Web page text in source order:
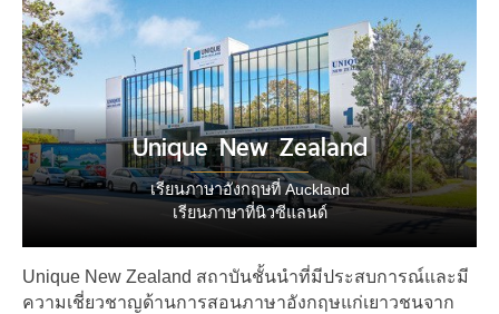
Unique New Zealand
เรียนภาษาอังกฤษที่ Auckland
เรียนภาษาที่นิวซีแลนด์
Unique New Zealand สถาบันชั้นนําที่มีประสบการณ์และมี
ความเชี่ยวชาญด้านการสอนภาษาอังกฤษแก่เยาวชนจาก